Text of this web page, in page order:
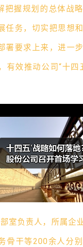
把握规划的总体战
任务，切实把思想
署要求上来，进一
有效推动公司“十四
室负责人，所属企
骨干等200余人分